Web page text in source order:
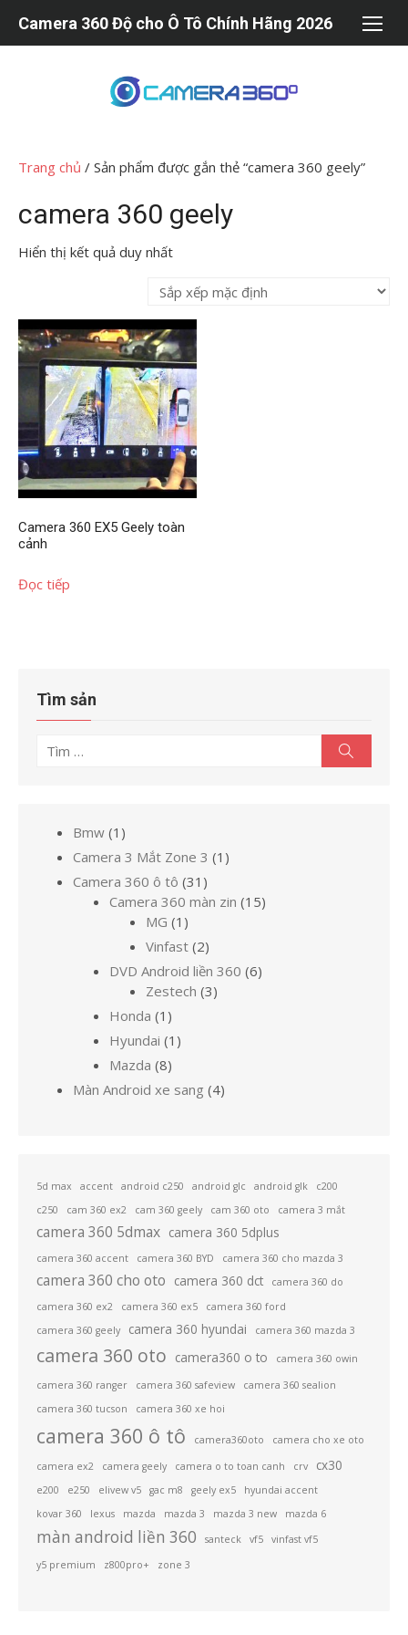
Camera 360 Độ cho Ô Tô Chính Hãng 2026
Trang chủ / Sản phẩm được gắn thẻ “camera 360 geely”
camera 360 geely
Hiển thị kết quả duy nhất
Camera 360 EX5 Geely toàn
cảnh
Đọc tiếp
Tìm sản
Tìm
kiếm
Bmw 1 1
sản
Camera 3 Mắt Zone 3 1 1
phẩm
Camera 360 ô tô 31 31
sản
Camera 360 màn zin 1515
MG 1 1
sản
phẩm
Vinfast 22
sản
phẩm
DVD Android liền 360 66
Zestech 33
Honda 1 1
sản
Hyundai 1 1
Mazda 88
sản
phẩm
Màn Android xe sang 44
5d max accent android c250 android glc android glk
c200
c250
cam 360 ex2 cam 360 geely cam 360 oto camera 3 mắt
camera 360 5dmax camera 360 5dplus
camera 360 accent camera 360 BYD camera 360 cho mazda 3
camera 360 cho oto camera 360 dct
camera 360 do
camera 360 ex2
camera 360 ex5
camera 360 ford
camera 360 geely
camera 360 hyundai camera 360 mazda 3
camera 360 oto camera360 o to camera 360 owin
camera 360 ranger camera 360 safeview
camera 360 sealion
camera 360 tucson
camera 360 xe hoi
camera 360 ô tô camera360oto camera cho xe oto
camera ex2 camera geely camera o to toan canh crv cx30
e200 e250 elivew v5 gac m8 geely ex5
hyundai accent
kovar 360
lexus mazda mazda 3 mazda 3 new mazda 6
màn android liền 360 santeck vf5
vinfast vf5
y5 premium
z800pro+ zone 3